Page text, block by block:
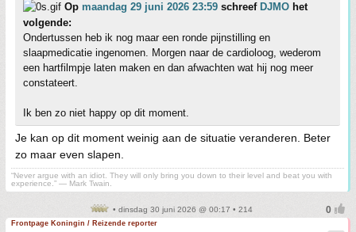
Op maandag 29 juni 2026 23:59 schreef DJMO het
volgende:
Ondertussen heb ik nog maar een ronde pijnstilling en
slaapmedicatie ingenomen. Morgen naar de cardioloog, wederom
een hartfilmpje laten maken en dan afwachten wat hij nog meer
constateert.
Ik ben zo niet happy op dit moment.
Je kan op dit moment weinig aan de situatie veranderen. Beter
zo maar even slapen.
“Never argue with an idiot. They will only bring you down to their level and beat you with
experience.” ― Mark Twain.
• dinsdag 30 juni 2026 @ 00:17 • 214
Frontpage Koningin / Reizende reporter